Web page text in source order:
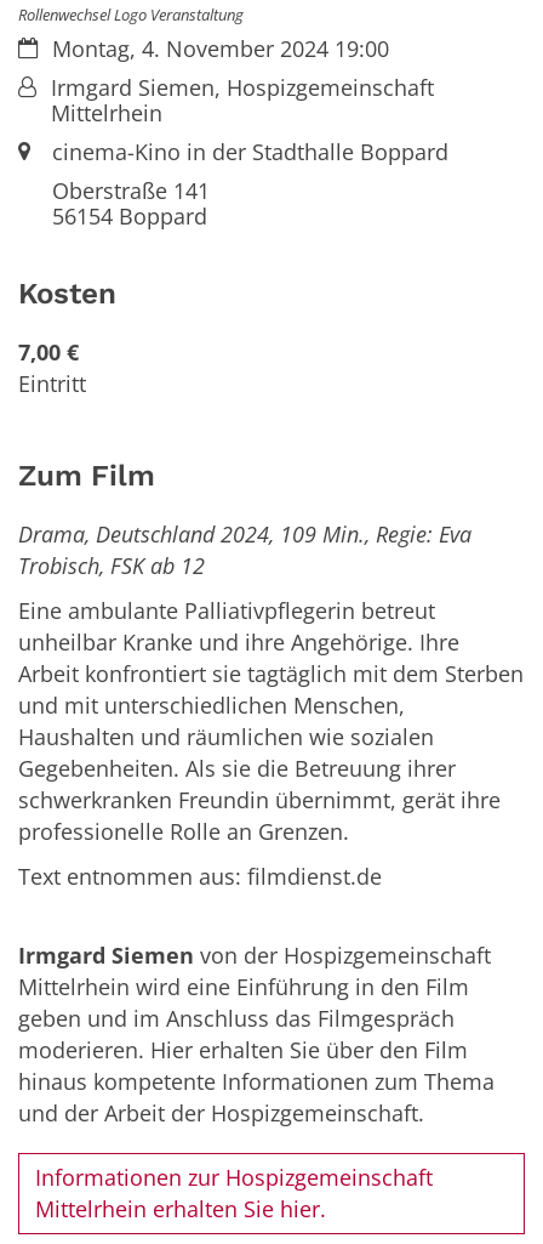
Rollenwechsel Logo Veranstaltung
Datum:Montag, 4. November 2024 19:00
Von:Irmgard Siemen, Hospizgemeinschaft
Mittelrhein
Ort:cinema-Kino in der Stadthalle Boppard
Oberstraße 141
56154Boppard
Kosten
7,00 €
Eintritt
Zum Film
Drama, Deutschland 2024, 109 Min., Regie: Eva
Trobisch, FSK ab 12
Eine ambulante Palliativpflegerin betreut
unheilbar Kranke und ihre Angehörige. Ihre
Arbeit konfrontiert sie tagtäglich mit dem Sterben
und mit unterschiedlichen Menschen,
Haushalten und räumlichen wie sozialen
Gegebenheiten. Als sie die Betreuung ihrer
schwerkranken Freundin übernimmt, gerät ihre
professionelle Rolle an Grenzen.
Text entnommen aus: filmdienst.de
Irmgard Siemen von der Hospizgemeinschaft
Mittelrhein wird eine Einführung in den Film
geben und im Anschluss das Filmgespräch
moderieren. Hier erhalten Sie über den Film
hinaus kompetente Informationen zum Thema
und der Arbeit der Hospizgemeinschaft.
Informationen zur Hospizgemeinschaft
Mittelrhein erhalten Sie hier.